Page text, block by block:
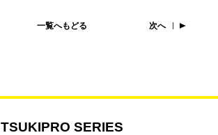
一覧へもどる 次へ
TSUKIPRO SERIES